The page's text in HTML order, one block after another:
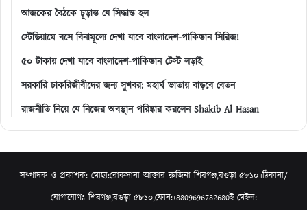
আজকের বৈঠকে চূড়ান্ত যে সিদ্ধান্ত হল
স্টেডিয়ামে বসে বিনামূল্যে দেখা যাবে বাংলাদেশ-পাকিস্তান সিরিজ!
৫০ টাকায় দেখা যাবে বাংলাদেশ-পাকিস্তান টেস্ট লড়াই
সরকারি চাকরিজীবীদের জন্য সুখবর: মহার্ঘ ভাতায় বাড়বে বেতন
রাজনীতি নিয়ে যে নিজের অবস্থান পরিষ্কার করলেন Shakib Al Hasan
সম্পাদক ও প্রকাশক: মোছা:রোকসানা আক্তার রুজিনা শিবগঞ্জ,বগুড়া-৫৮১০।ঠিকানা/
যোগাযোগঃ শিবগঞ্জ,বগুড়া-৫৮১০,ফোন:+8809696782680ই-মেইল: